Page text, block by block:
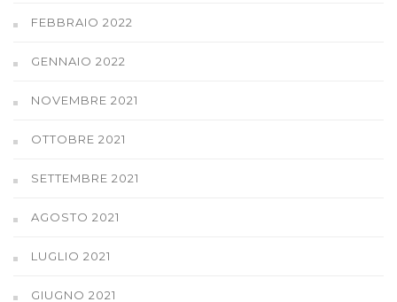
FEBBRAIO 2022
GENNAIO 2022
NOVEMBRE 2021
OTTOBRE 2021
SETTEMBRE 2021
AGOSTO 2021
LUGLIO 2021
GIUGNO 2021